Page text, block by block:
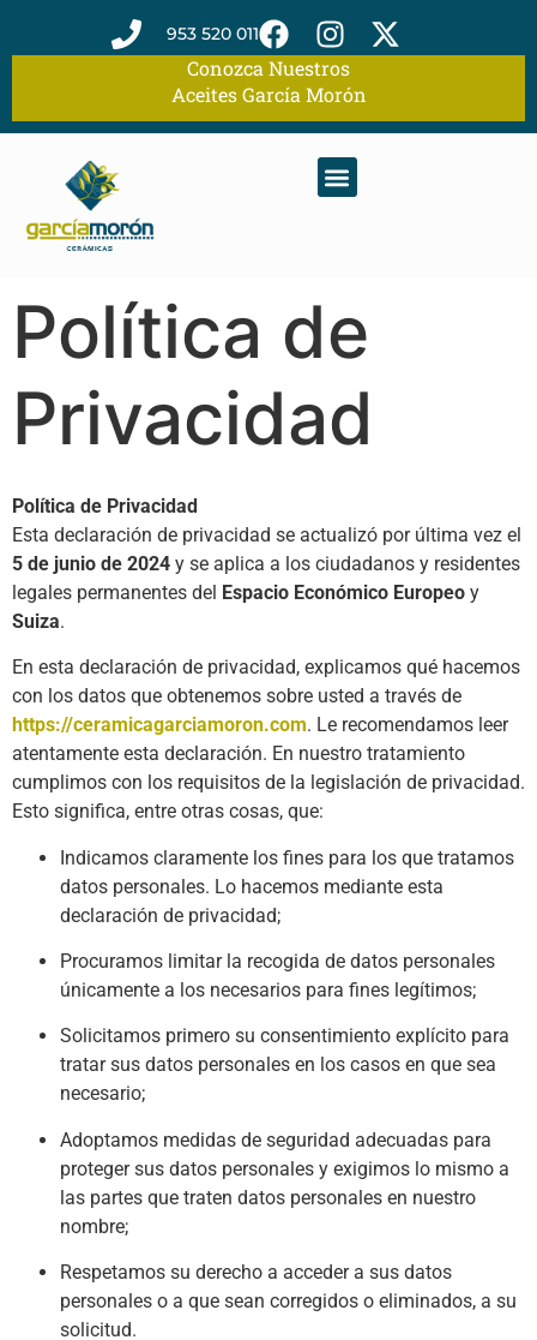
953 520 011
Conozca Nuestros
Aceites García Morón
Política de
Privacidad
Política de Privacidad
Esta declaración de privacidad se actualizó por última vez el
5 de junio de 2024 y se aplica a los ciudadanos y residentes
legales permanentes del Espacio Económico Europeo y
Suiza.
En esta declaración de privacidad, explicamos qué hacemos
con los datos que obtenemos sobre usted a través de
https://ceramicagarciamoron.com. Le recomendamos leer
atentamente esta declaración. En nuestro tratamiento
cumplimos con los requisitos de la legislación de privacidad.
Esto significa, entre otras cosas, que:
Indicamos claramente los fines para los que tratamos
datos personales. Lo hacemos mediante esta
declaración de privacidad;
Procuramos limitar la recogida de datos personales
únicamente a los necesarios para fines legítimos;
Solicitamos primero su consentimiento explícito para
tratar sus datos personales en los casos en que sea
necesario;
Adoptamos medidas de seguridad adecuadas para
proteger sus datos personales y exigimos lo mismo a
las partes que traten datos personales en nuestro
nombre;
Respetamos su derecho a acceder a sus datos
personales o a que sean corregidos o eliminados, a su
solicitud.